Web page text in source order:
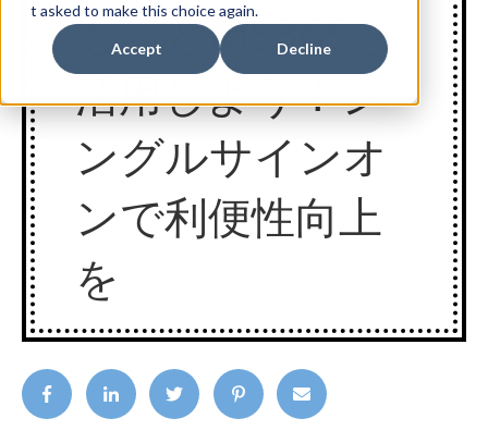
t asked to make this choice again.
Accept Decline
もっとMS365を
活用しよう！シ
ングルサインオ
ンで利便性向上
を